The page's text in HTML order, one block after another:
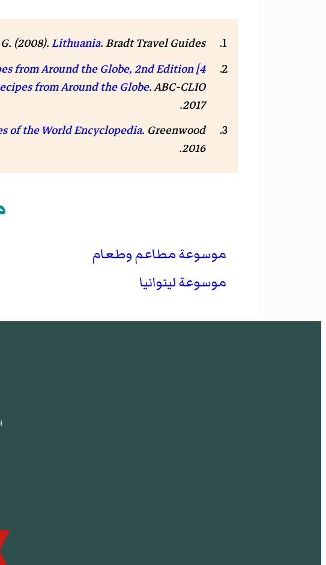
(2008).Lithuania. Bradt Travel Guides. صفحة 61. . مؤرشف من
from Around the Globe, 2nd Edition [4
from Around the Globe. ABC-CLIO. صفحات 793–794. . مؤرشف من
2017
.
of the World Encyclopedia. Greenwood. صفحة 3-PA226. . مؤرشف من
2016
.
موسوعة مطاعم وطعام
موسوعة ليتوانيا